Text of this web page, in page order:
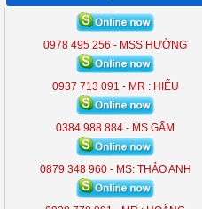
0978 495 256 - MSS HƯỜNG
0937 713 091 - MR : HIẾU
0384 988 884 - MS GẤM
0879 348 960 - MS: THẢO ANH
ĐÈN LIỀN THỂ KOBE 7300 (
KB - 7300